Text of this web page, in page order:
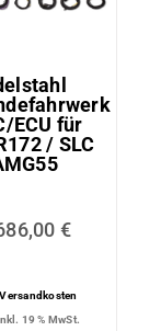
ECU für
/ SLC
€
Versandkosten
19 % MwSt.